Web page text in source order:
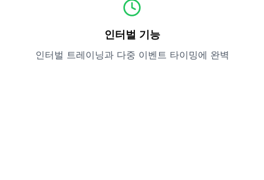
인터벌 기능
인터벌 트레이닝과 다중 이벤트 타이밍에 완벽